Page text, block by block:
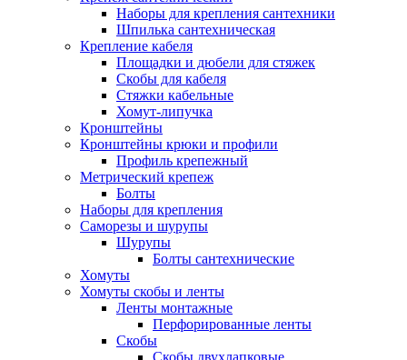
Наборы для крепления сантехники
Шпилька сантехническая
Крепление кабеля
Площадки и дюбели для стяжек
Скобы для кабеля
Стяжки кабельные
Хомут-липучка
Кронштейны
Кронштейны крюки и профили
Профиль крепежный
Метрический крепеж
Болты
Наборы для крепления
Саморезы и шурупы
Шурупы
Болты сантехнические
Хомуты
Хомуты скобы и ленты
Ленты монтажные
Перфорированные ленты
Скобы